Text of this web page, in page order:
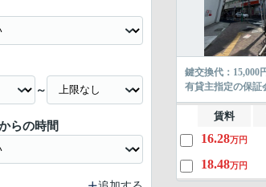
鍵交換代：15,000
有貸主指定の保証
賃料
16.28万円
18.48万円
～
らの時間